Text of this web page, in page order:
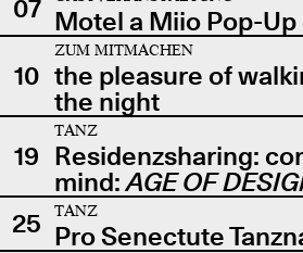
07 Motel a Miio Pop-Up
10
ZUM MITMACHEN
the pleasure of
the night
19
TANZ
Residenzsharing:
mind:AGE OF
25
TANZ
Pro Senectute